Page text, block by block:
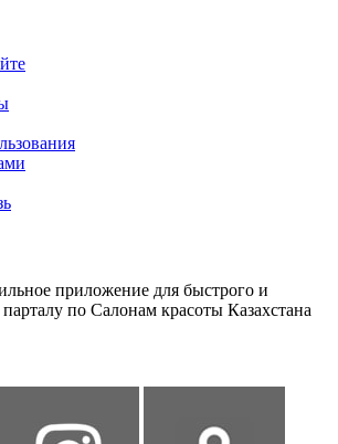
приложение для быстрого и
по Салонам красоты Казахстана